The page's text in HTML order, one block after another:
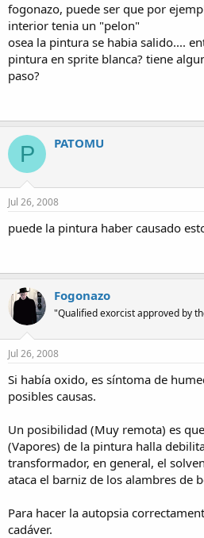
fogonazo, puede ser que por
interior tenia un "pelon"
osea la pintura se habia salido....
pintura en sprite blanca? tiene
paso?
P PATOMU
Jul 26, 2008
puede la pintura haber causado
Fogonazo
"Qualified exorcist approved by
Jul 26, 2008
Si había oxido, es síntoma de
posibles causas.
Un posibilidad (Muy remota) es
(Vapores) de la pintura halla
transformador, en general, el
ataca el barniz de los alambres de
Para hacer la autopsia
cadáver.